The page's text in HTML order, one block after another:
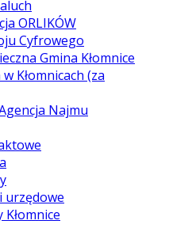
ORLIKÓW
Cyfrowego
Gmina Kłomnice
Kłomnicach (za
Najmu
urzędowe